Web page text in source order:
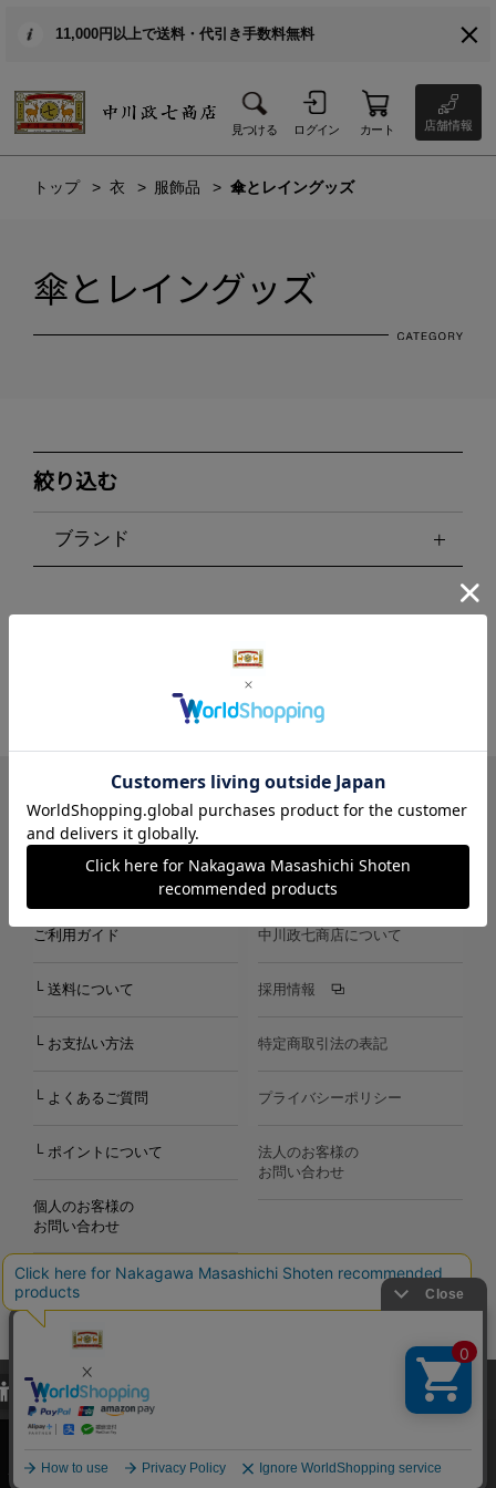
11,000円以上で送料・代引き手数料無料
見つける ログイン カート 店舗情報
トップ 衣 服飾品 傘とレイングッズ
傘とレイングッズ
絞り込む
ブランド
LINE Instagram X Facebook メールマガジン
ご利用ガイド
└ 送料について
└ お支払い方法
└ よくあるご質問
└ ポイントについて
個人のお客様の
お問い合わせ
中川政七商店について
採用情報
特定商取引法の表記
プライバシーポリシー
法人のお客様の
お問い合わせ
Copyright©2000-2026
Nakagawa Masashichi Shoten All Rights Reserved.
当サイトでは、当サイト内における閲覧履歴・属性情報などの取得およ
び利便性向上のためにクッキー（Cookie）を使用いたします。詳細に
関しては「プライバシーポリシー
承諾する